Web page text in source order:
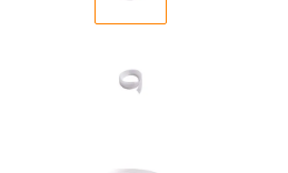
refrigerador
secadora